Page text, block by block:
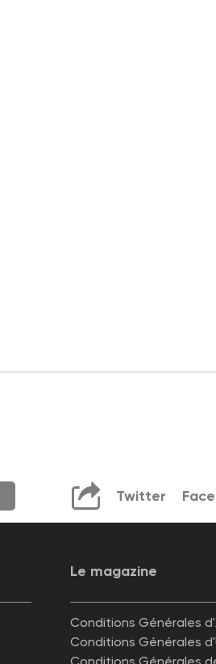
Twitter
Le magazine
Conditions Générales
Conditions Générales